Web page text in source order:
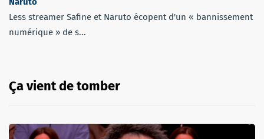
Less streamer Safine et Naruto écopent d'un « bannissement
numérique » de s...
Ça vient de tomber